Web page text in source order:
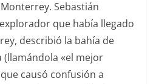
Sebastián
que había llegado
describió la bahía de
«el mejor
causó confusión a